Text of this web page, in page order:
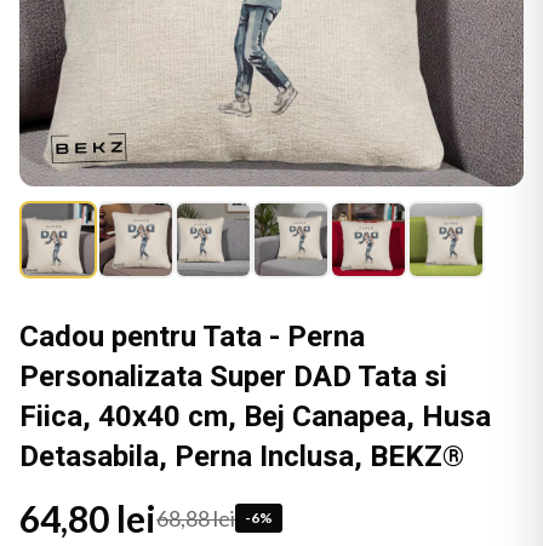
Cadou pentru Tata - Perna
Personalizata Super DAD Tata si
Fiica, 40x40 cm, Bej Canapea, Husa
Detasabila, Perna Inclusa, BEKZ®
64,80 lei68,88 lei -6%